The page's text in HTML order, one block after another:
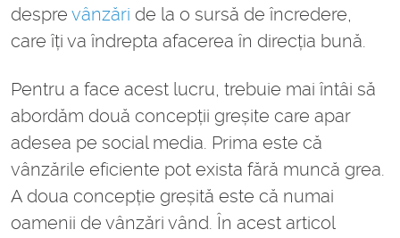
despre vânzări de la o sursă de încredere,
care îți va îndrepta afacerea în direcția bună.
Pentru a face acest lucru, trebuie mai întâi să
abordăm două concepții greșite care apar
adesea pe social media. Prima este că
vânzările eficiente pot exista fără muncă grea.
A doua concepție greșită este că numai
oamenii de vânzări vând. În acest articol